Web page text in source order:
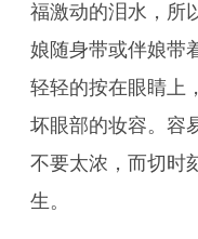
福激动的泪水，所
娘随身带或伴娘带
轻轻的按在眼睛上
坏眼部的妆容。容
不要太浓，而切时
生。